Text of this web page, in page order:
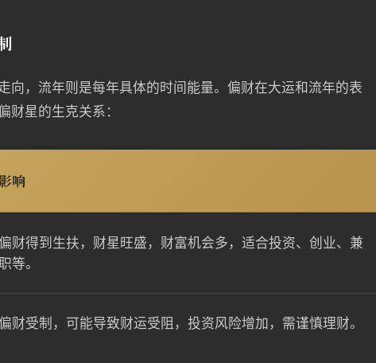
向，流年则是每年具体的时间能量。偏财在大运和流年的表
财星的生克关系：
响
财得到生扶，财星旺盛，财富机会多，适合投资、创业、兼
等。
财受制，可能导致财运受阻，投资风险增加，需谨慎理财。